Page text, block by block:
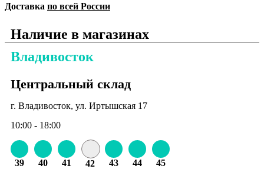
Доставка по всей России
Наличие в магазинах
Владивосток
Центральный склад
г. Владивосток, ул. Иртышская 17
10:00 - 18:00
39 40 41 42 43 44 45